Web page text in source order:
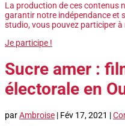
La production de ces contenus
garantir notre indépendance et
studio, vous pouvez participer
Je participe !
Sucre amer :
électorale en
parAmbroise | Fév 17, 2021 |